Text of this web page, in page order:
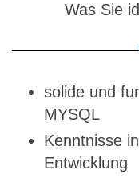
Was Sie
solide und
MYSQL
Kenntnisse
Entwicklung